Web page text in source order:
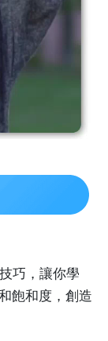
巧，讓你學
飽和度，創造